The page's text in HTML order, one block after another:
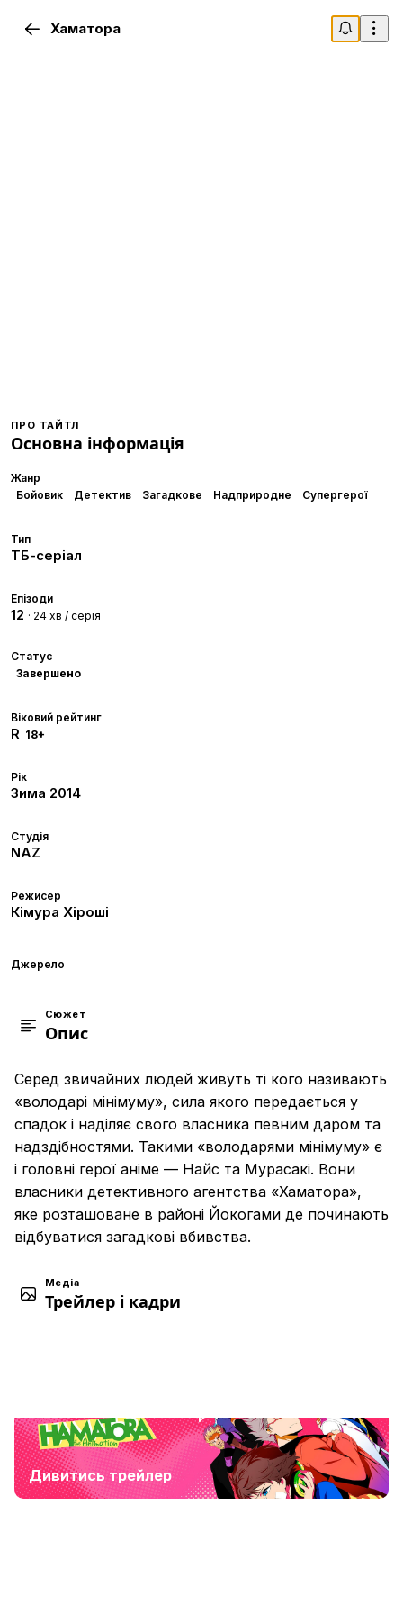
Хаматора
ПРО ТАЙТЛ
Основна інформація
Жанр
Бойовик
Детектив Загадкове Надприродне Супергерої
Тип
ТБ-серіал
Епізоди
12 · 24 хв / серія
Статус
Завершено
Віковий рейтинг
R 18+
Рік
Зима 2014
Студія
NAZ
Режисер
Кімура Хіроші
Джерело
Сюжет
Опис
Серед звичайних людей живуть ті кого називають
«володарі мінімуму», сила якого передається у
спадок і наділяє свого власника певним даром та
надздібностями. Такими «володарями мінімуму» є
і головні герої аніме — Найс та Мурасакі. Вони
власники детективного агентства «Хаматора»,
яке розташоване в районі Йокогами де починають
відбуватися загадкові вбивства.
Медіа
Трейлер і кадри
Дивитись трейлер